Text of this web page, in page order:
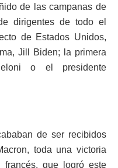
de las campanas de
dirigentes de todo el
de Estados Unidos,
Jill Biden; la primera
o el presidente
de ser recibidos
toda una victoria
francés, que logró este